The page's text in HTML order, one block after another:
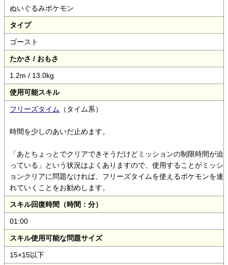
ぬいぐるみポケモン
タイプ
ゴースト
たかさ / おもさ
1.2m / 13.0kg
使用可能スキル
フリーズタイム （タイム系）
時間を少しのあいだ止めます。
「あとちょっとでクリアできそうだけどミッションの制限時間が迫
っている」という状況はよくありますので、使用することがミッシ
ョンクリアに問題なければ、フリーズタイムを使えるポケモンを連
れていくことをお勧めします。
スキル回復時間（時間：分）
01:00
スキル使用可能な問題サイズ
15×15以下